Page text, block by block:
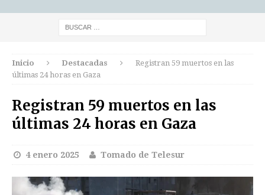
Inicio Destacadas
Registran 59 muertos en las
últimas 24 horas en Gaza
Registran 59 muertos en las
últimas 24 horas en Gaza
4 enero 2025 Tomado de Telesur